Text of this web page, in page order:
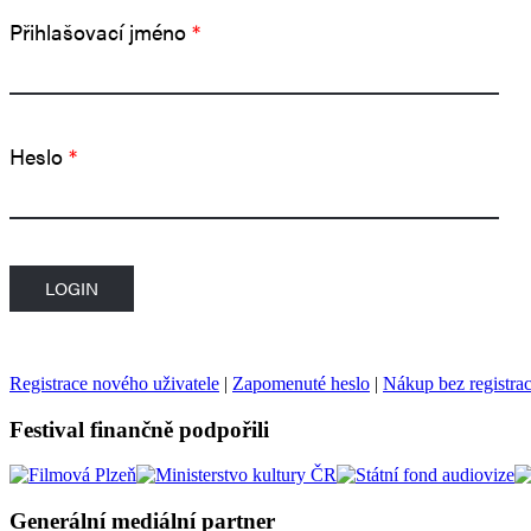
Přihlašovací jméno *
Heslo *
Registrace nového uživatele | Zapomenuté heslo | Nákup bez
Festival finančně podpořili
Generální mediální partner